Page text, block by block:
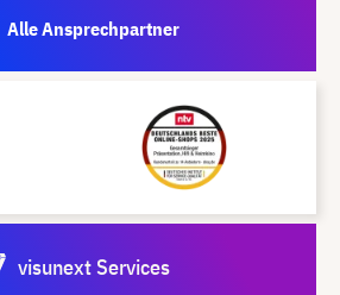
Alle Ansprechpartner
visunext Services